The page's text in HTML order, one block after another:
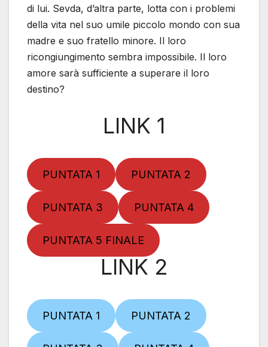
di lui. Sevda, d’altra parte, lotta con i problemi
della vita nel suo umile piccolo mondo con sua
madre e suo fratello minore. Il loro
ricongiungimento sembra impossibile. Il loro
amore sarà sufficiente a superare il loro
destino?
LINK 1
PUNTATA 1 PUNTATA 2
PUNTATA 3 PUNTATA 4
PUNTATA 5 FINALE
LINK 2
PUNTATA 1 PUNTATA 2